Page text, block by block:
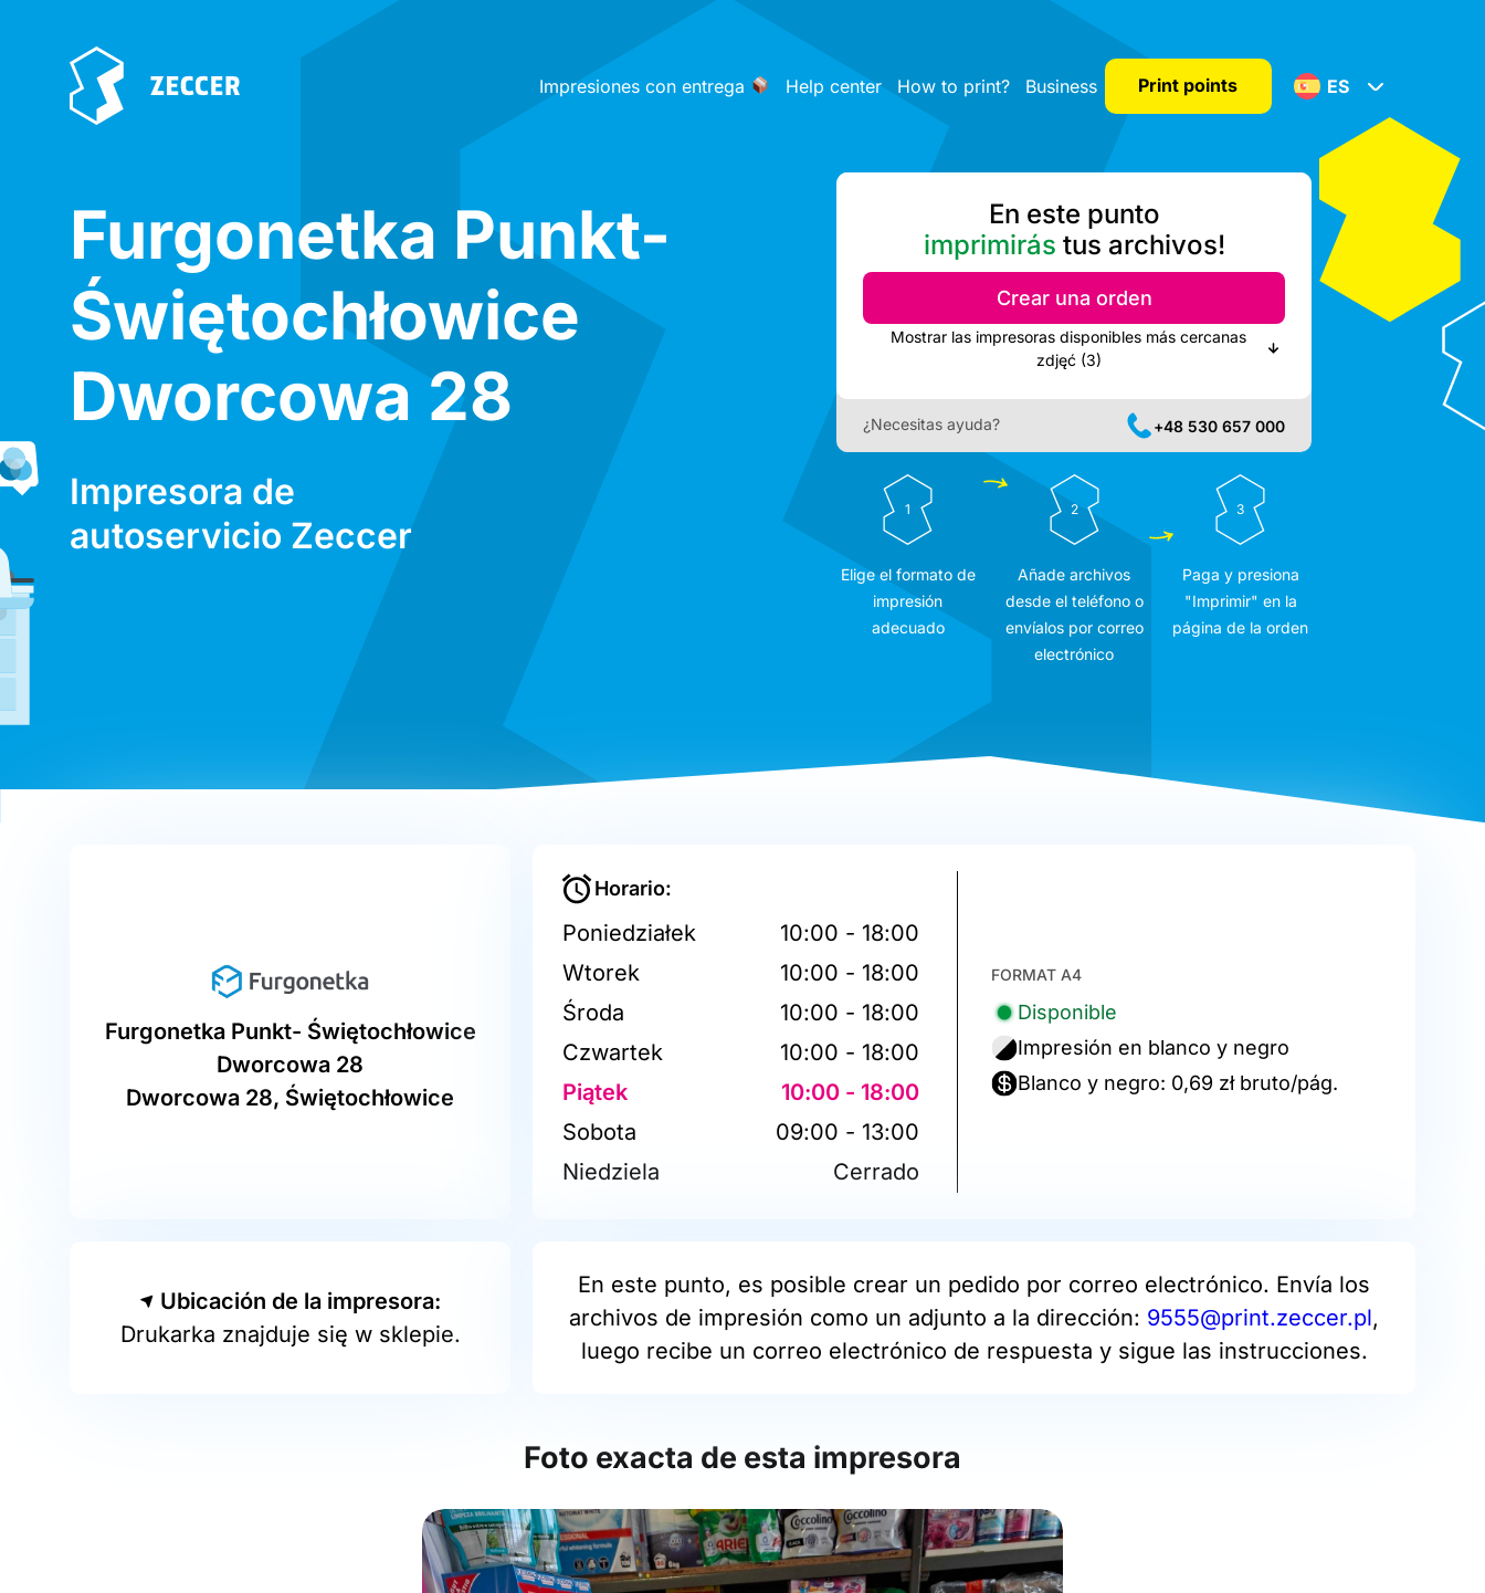
Impresiones con entrega Help center How to print? Business Print points ES
Furgonetka Punkt-
Świętochłowice
Dworcowa 28
Impresora de
autoservicio Zeccer
En este punto
imprimirás tus archivos!
Crear una orden
Mostrar las impresoras disponibles más cercanas
zdjęć (3)
¿Necesitas ayuda? +48 530 657 000
1
Elige el formato de
impresión
adecuado
2
Añade archivos
desde el teléfono o
envíalos por correo
electrónico
3
Paga y presiona
"Imprimir" en la
página de la orden
Furgonetka Punkt- Świętochłowice
Dworcowa 28
Dworcowa 28, Świętochłowice
Horario:
Poniedziałek
10:00 - 18:00
Wtorek
10:00 - 18:00
Środa
10:00 - 18:00
Czwartek
10:00 - 18:00
Piątek
10:00 - 18:00
Sobota
09:00 - 13:00
Niedziela
Cerrado
FORMAT A4
Disponible
Impresión en blanco y negro
Blanco y negro: 0,69 zł bruto/pág.
Ubicación de la impresora:
Drukarka znajduje się w sklepie.
En este punto, es posible crear un pedido por correo electrónico. Envía los
archivos de impresión como un adjunto a la dirección: 9555@print.zeccer.pl,
luego recibe un correo electrónico de respuesta y sigue las instrucciones.
Foto exacta de esta impresora